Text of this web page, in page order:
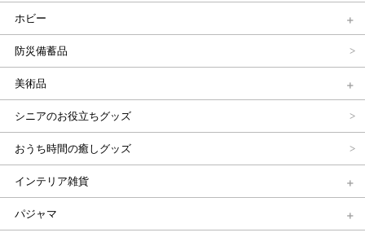
ホビー
防災備蓄品
美術品
シニアのお役立ちグッズ
おうち時間の癒しグッズ
インテリア雑貨
パジャマ